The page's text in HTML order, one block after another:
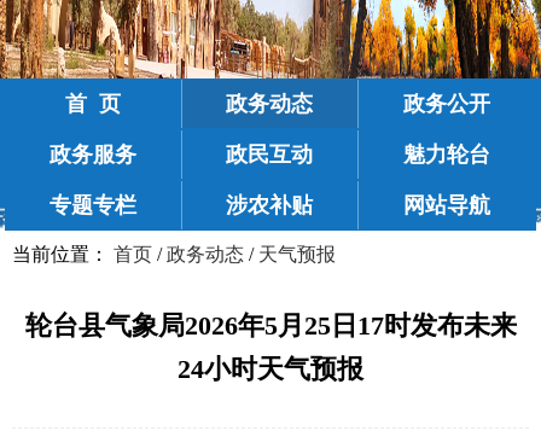
首 页 政务动态 政务公开
政务服务 政民互动 魅力轮台
专题专栏 涉农补贴 网站导航
当前位置： 首页 /政务动态 / 天气预报
轮台县气象局2026年5月25日17时发布未来
24小时天气预报